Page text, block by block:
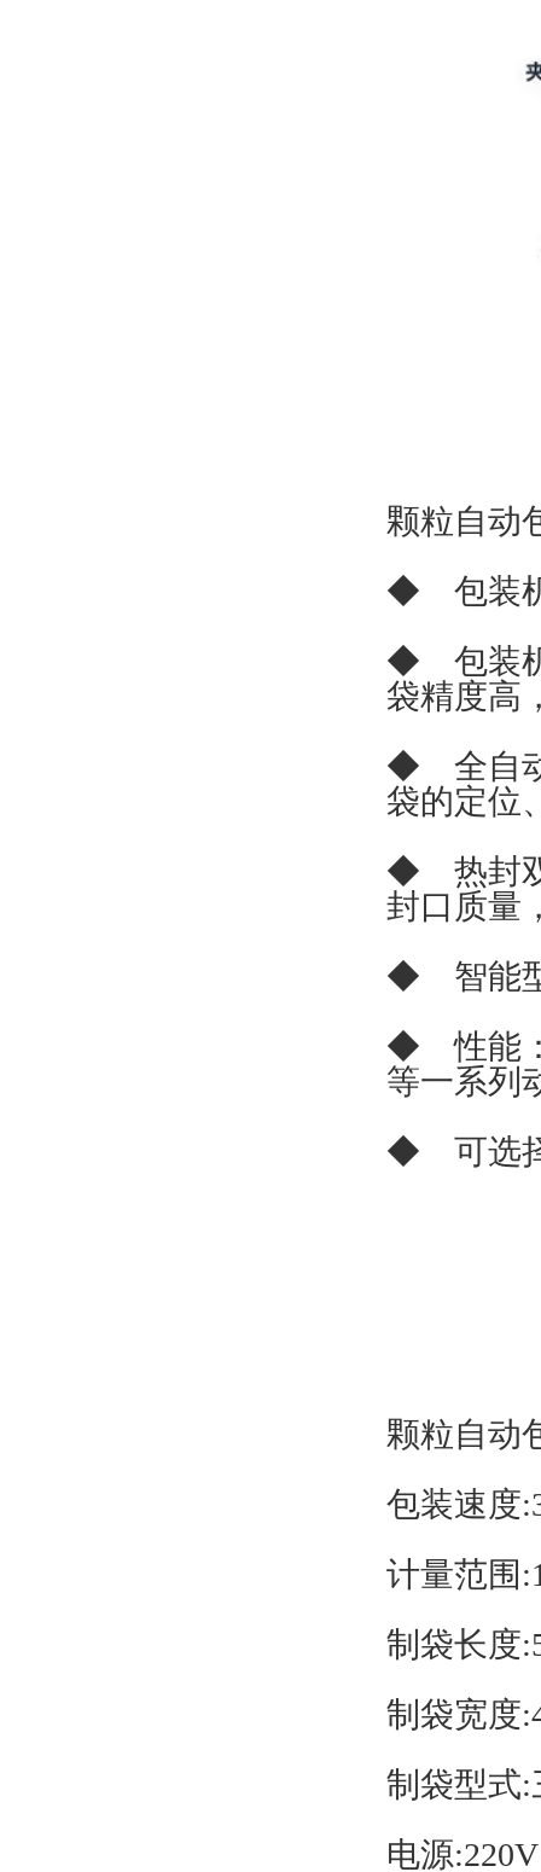
颗粒自动
◆ 包装机
◆ 包装机
袋精度高
◆ 全自动
袋的定位
◆ 热封双
封口质量
◆ 智能型
◆ 性能：
等一系列
◆ 可选择
颗粒自动
包装速度
计量范围
制袋长度
制袋宽度
制袋型式
电源